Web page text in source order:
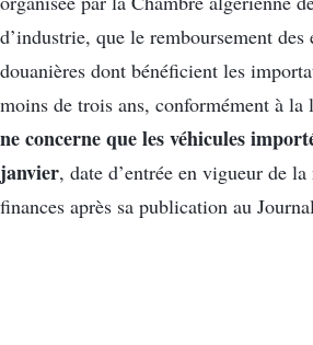
d’industrie, que le remboursement des
douanières dont bénéficient les
moins de trois ans, conformément à la
ne concerne que les véhicules
janvier, date d’entrée en vigueur de
finances après sa publication au